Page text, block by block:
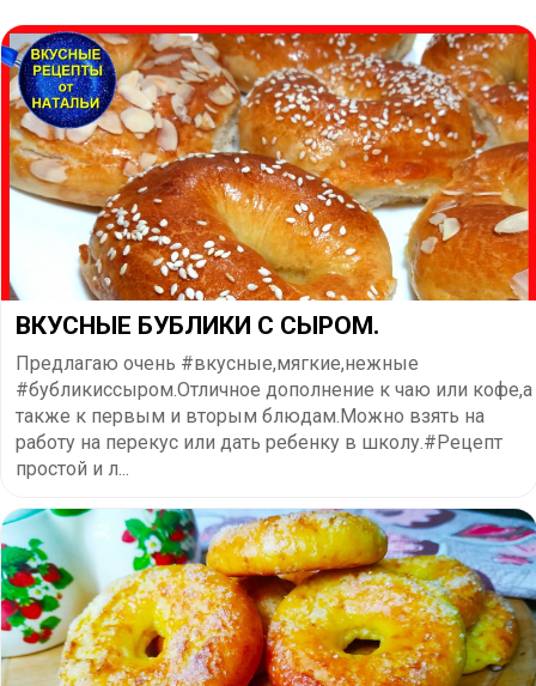
​ВКУСНЫЕ БУБЛИКИ С СЫРОМ.
Предлагаю очень #вкусные,мягкие,нежные
#бубликиссыром.Отличное дополнение к чаю или кофе,а
также к первым и вторым блюдам.Можно взять на
работу на перекус или дать ребенку в школу.#Рецепт
простой и л...